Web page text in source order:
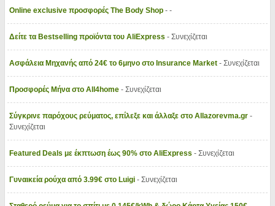
Online exclusive προσφορές The Body Shop - -
Δείτε τα Bestselling προϊόντα του AliExpress - Συνεχίζεται
Ασφάλεια Μηχανής από 24€ το 6μηνο στο Insurance Market - Συνεχίζεται
Προσφορές Μήνα στο All4home - Συνεχίζεται
Σύγκρινε παρόχους ρεύματος, επίλεξε και άλλαξε στο Allazorevma.gr -
Συνεχίζεται
Featured Deals με έκπτωση έως 90% στο AliExpress - Συνεχίζεται
Γυναικεία ρούχα από 3.99€ στο Luigi - Συνεχίζεται